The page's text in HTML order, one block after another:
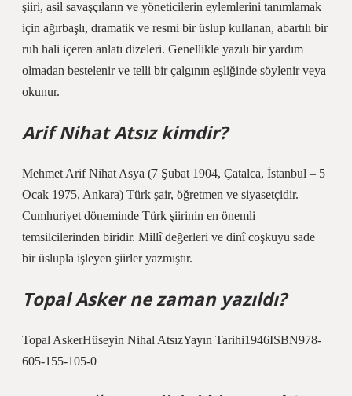
şiiri, asil savaşçıların ve yöneticilerin eylemlerini tanımlamak
için ağırbaşlı, dramatik ve resmi bir üslup kullanan, abartılı bir
ruh hali içeren anlatı dizeleri. Genellikle yazılı bir yardım
olmadan bestelenir ve telli bir çalgının eşliğinde söylenir veya
okunur.
Arif Nihat Atsız kimdir?
Mehmet Arif Nihat Asya (7 Şubat 1904, Çatalca, İstanbul – 5
Ocak 1975, Ankara) Türk şair, öğretmen ve siyasetçidir.
Cumhuriyet döneminde Türk şiirinin en önemli
temsilcilerinden biridir. Millî değerleri ve dinî coşkuyu sade
bir üslupla işleyen şiirler yazmıştır.
Topal Asker ne zaman yazıldı?
Topal AskerHüseyin Nihal AtsızYayın Tarihi1946ISBN978-
605-155-105-0